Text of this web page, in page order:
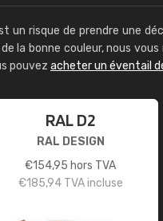
un risque de prendre une
la bonne couleur, nous
pouvez acheter un éventail
RAL D2
RAL DESIGN
€154,95 hors TVA
€185,94TVA incluse